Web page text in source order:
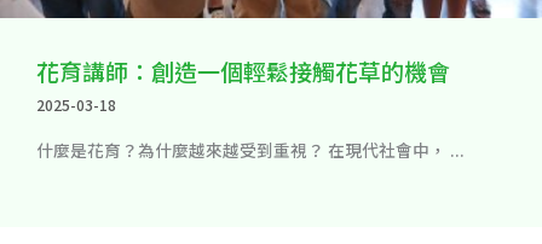
花育講師：創造一個輕鬆接觸花草的機會
2025-03-18
什麼是花育？為什麼越來越受到重視？ 在現代社會中， ...